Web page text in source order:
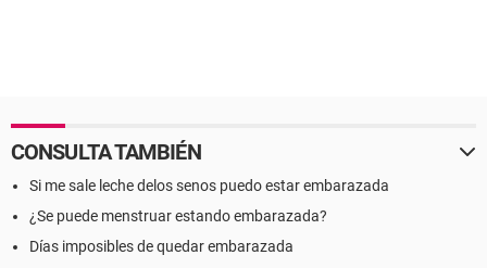
CONSULTA TAMBIÉN
Si me sale leche delos senos puedo estar embarazada
¿Se puede menstruar estando embarazada?
Días imposibles de quedar embarazada